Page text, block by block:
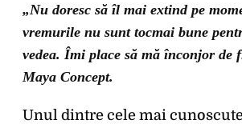
„Nu doresc să îl mai extind pe
vremurile nu sunt tocmai bune
vedea. Îmi place să mă înconjor
Maya Concept.
Unul dintre cele mai